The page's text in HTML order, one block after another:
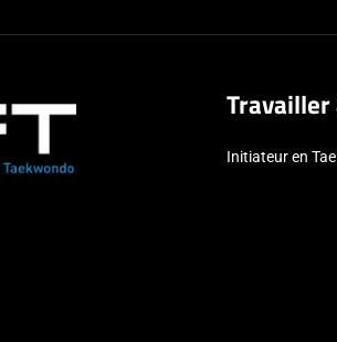
Travailler
Initiateur en